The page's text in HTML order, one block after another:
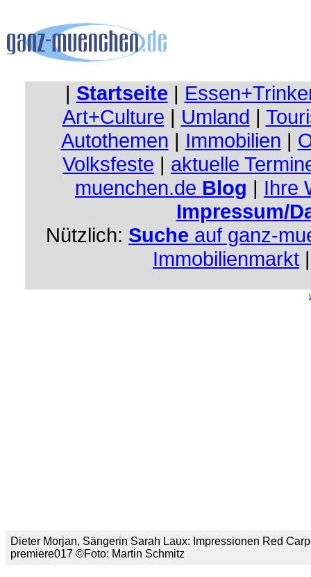
| Startseite |
Art+Culture | Umland |
Autothemen | Immobilien |
Volksfeste | aktuelle
muenchen.de Blog | Ihre
Impressum/
Nützlich: Suche auf ganz-
Immobilienmarkt
Dieter Morjan, Sängerin Sarah Laux: Impressionen Red
premiere017 ©Foto: Martin Schmitz